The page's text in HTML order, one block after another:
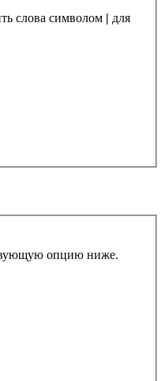
слова символом | для
опцию ниже.